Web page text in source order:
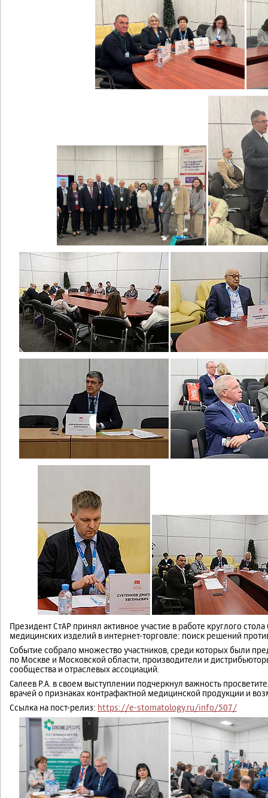
Президент СтАР принял активное участие в работе круглого
медицинских изделий в интернет-торговле: поиск решений
Событие собрало множество участников, среди которых были
по Москве и Московской области, производители и
сообщества и отраслевых ассоциаций.
Салеев Р.А. в своем выступлении подчеркнул важность
врачей о признаках контрафактной медицинской продукции и
Ссылка на пост-релиз: https://e-stomatology.ru/info/507/